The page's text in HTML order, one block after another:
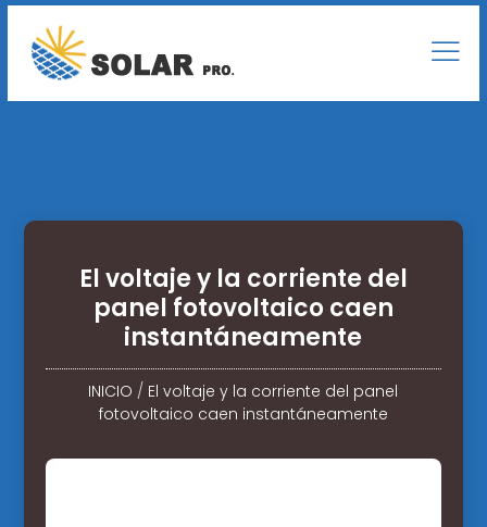
El voltaje y la corriente del
panel fotovoltaico caen
instantáneamente
INICIO / El voltaje y la corriente del panel
fotovoltaico caen instantáneamente